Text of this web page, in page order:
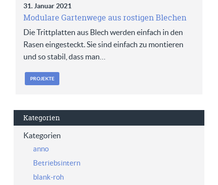
31. Januar 2021
Modulare Gartenwege aus rostigen Blechen
Die Trittplatten aus Blech werden einfach in den
Rasen eingesteckt. Sie sind einfach zu montieren
und so stabil, dass man…
PROJEKTE
Kategorien
Kategorien
anno
Betriebsintern
blank-roh